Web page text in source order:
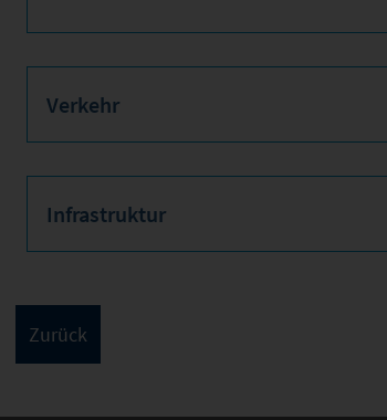
Verkehr
Infrastruktur